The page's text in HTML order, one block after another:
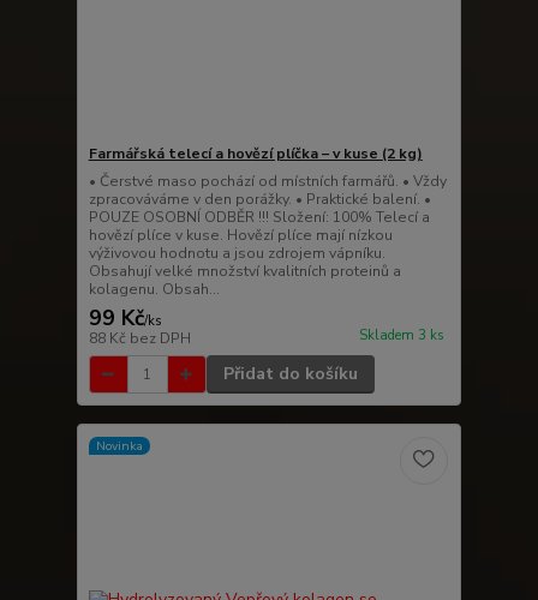
Farmářská telecí a hovězí plíčka – v kuse (2 kg)
• Čerstvé maso pochází od místních farmářů. • Vždy
zpracováváme v den porážky. • Praktické balení. •
POUZE OSOBNÍ ODBĚR !!! Složení: 100% Telecí a
hovězí plíce v kuse. Hovězí plíce mají nízkou
výživovou hodnotu a jsou zdrojem vápníku.
Obsahují velké množství kvalitních proteinů a
kolagenu. Obsah...
99 Kč/ks
88 Kč bez DPH Skladem 3 ks
Přidat do košíku
Novinka